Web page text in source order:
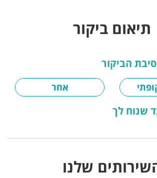
תיאום ביקור
אחר
שלנו